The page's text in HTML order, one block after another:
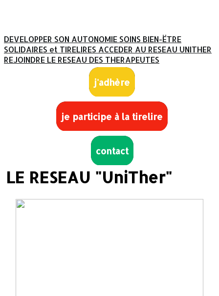
DEVELOPPER SON AUTONOMIE SOINS BIEN-ËTRE
SOLIDAIRES et TIRELIRES ACCEDER AU RESEAU UNITHER
REJOINDRE LE RESEAU DES THERAPEUTES
j'adhère
je participe à la tirelire
contact
LE RESEAU "UniTher"